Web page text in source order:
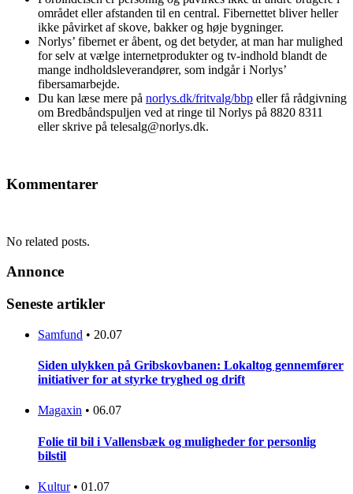
området eller afstanden til en central. Fibernettet bliver heller
ikke påvirket af skove, bakker og høje bygninger.
Norlys’ fibernet er åbent, og det betyder, at man har mulighed
for selv at vælge internetprodukter og tv-indhold blandt de
mange indholdsleverandører, som indgår i Norlys’
fibersamarbejde.
Du kan læse mere på norlys.dk/fritvalg/bbp eller få rådgivning
om Bredbåndspuljen ved at ringe til Norlys på 8820 8311
eller skrive på telesalg@norlys.dk.
Kommentarer
No related posts.
Annonce
Seneste artikler
Samfund • 20.07
Siden ulykken på Gribskovbanen: Lokaltog gennemfører
initiativer for at styrke tryghed og drift
Magaxin • 06.07
Folie til bil i Vallensbæk og muligheder for personlig
bilstil
Kultur • 01.07